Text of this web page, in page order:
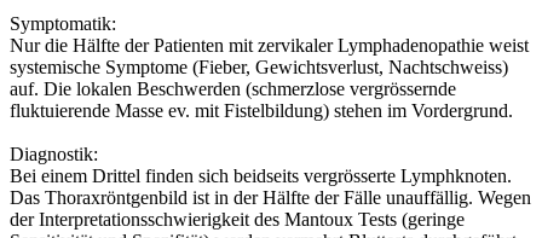
Symptomatik:
Nur die Hälfte der Patienten mit zervikaler Lymphadenopathie weist
systemische Symptome (Fieber, Gewichtsverlust, Nachtschweiss)
auf. Die lokalen Beschwerden (schmerzlose vergrössernde
fluktuierende Masse ev. mit Fistelbildung) stehen im Vordergrund.
Diagnostik:
Bei einem Drittel finden sich beidseits vergrösserte Lymphknoten.
Das Thoraxröntgenbild ist in der Hälfte der Fälle unauffällig. Wegen
der Interpretationsschwierigkeit des Mantoux Tests (geringe